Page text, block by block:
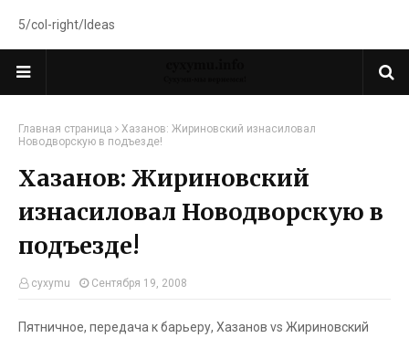
5/col-right/Ideas
Главная страница
Хазанов: Жириновский изнасиловал
Новодворскую в подъезде!
Хазанов: Жириновский
изнасиловал Новодворскую в
подъезде!
cyxymu Сентября 19, 2008
Пятничное, передача к барьеру, Хазанов vs Жириновский